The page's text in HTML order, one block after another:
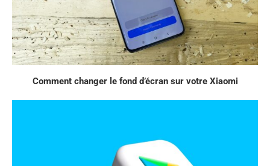
Comment changer le fond d’écran sur votre Xiaomi